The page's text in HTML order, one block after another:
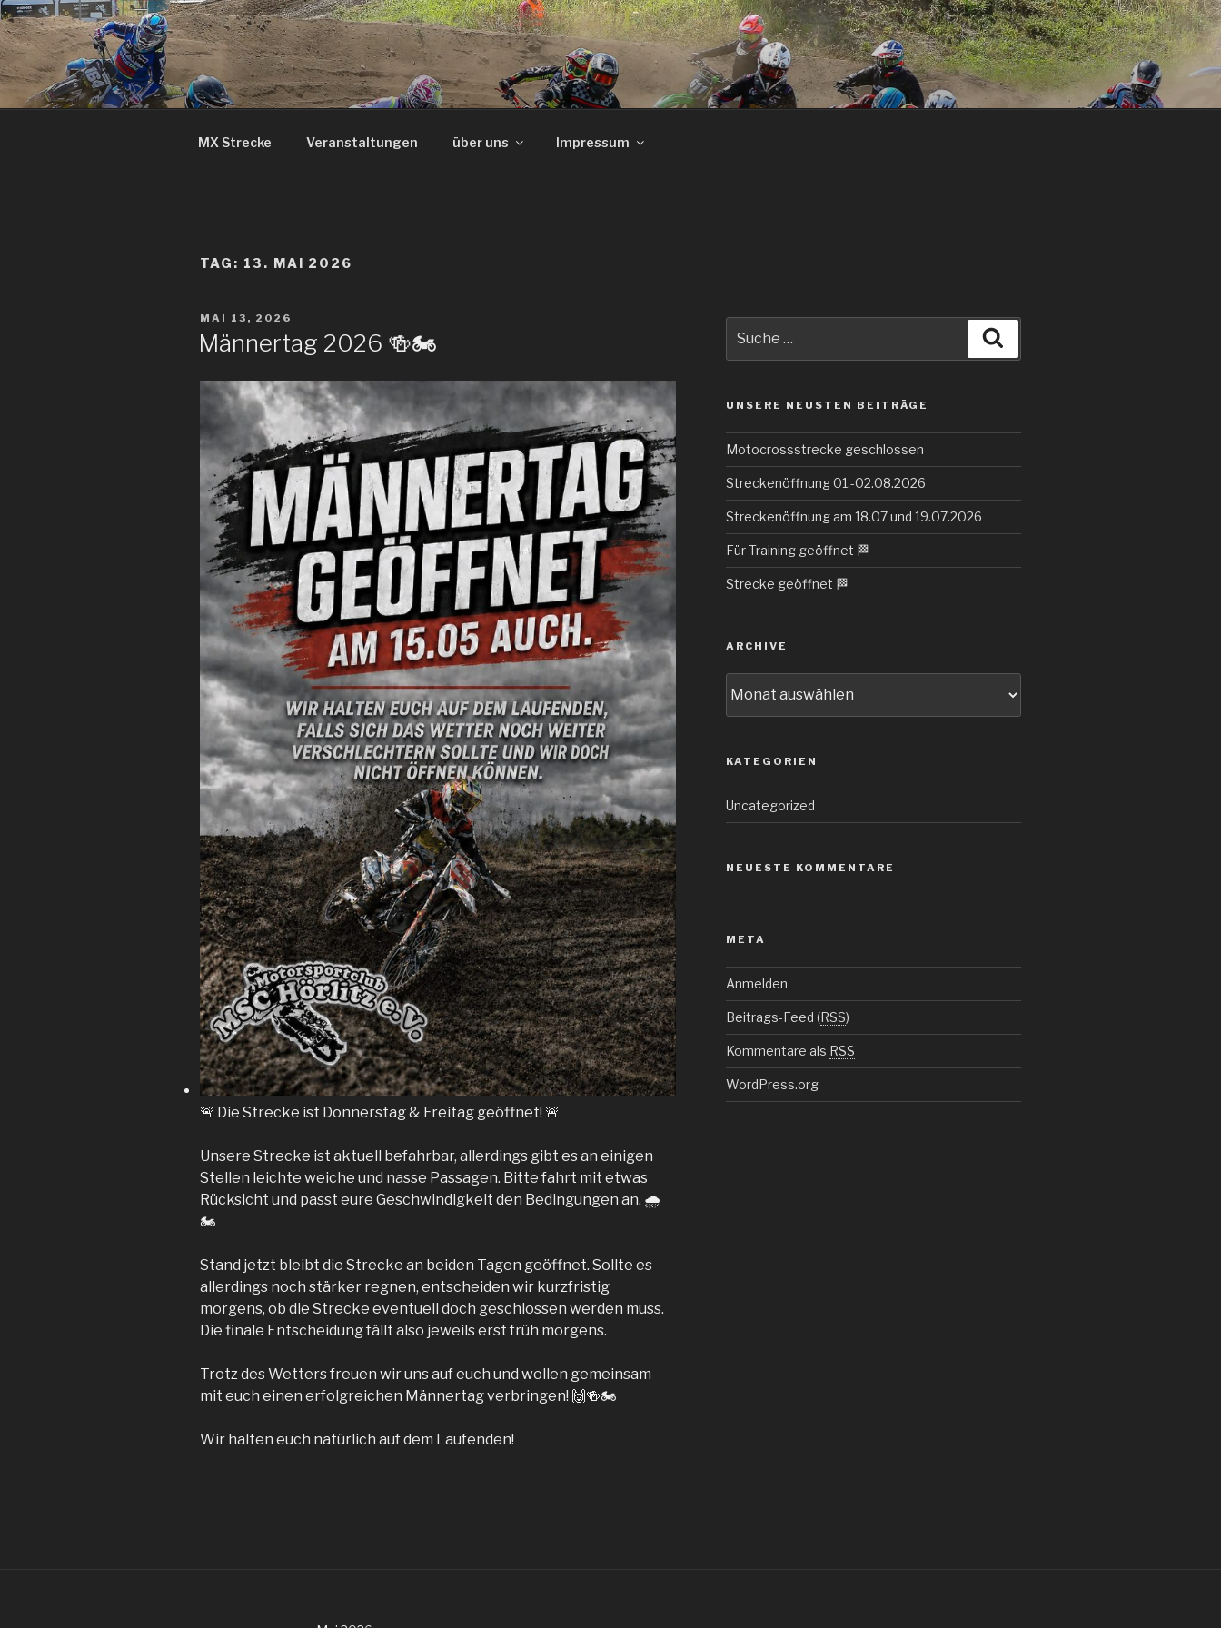
Zum
Inhalt
springen
MX Strecke Veranstaltungen über uns Impressum
TAG: 13. MAI 2026
VERÖFFENTLICHT
AM
MAI 13, 2026
Männertag 2026 🍻🏍️
🚨 Die Strecke ist Donnerstag & Freitag geöffnet! 🚨
Unsere Strecke ist aktuell befahrbar, allerdings gibt es an einigen
Stellen leichte weiche und nasse Passagen. Bitte fahrt mit etwas
Rücksicht und passt eure Geschwindigkeit den Bedingungen an. 🌧️
🏍️
Stand jetzt bleibt die Strecke an beiden Tagen geöffnet. Sollte es
allerdings noch stärker regnen, entscheiden wir kurzfristig
morgens, ob die Strecke eventuell doch geschlossen werden muss.
Die finale Entscheidung fällt also jeweils erst früh morgens.
Trotz des Wetters freuen wir uns auf euch und wollen gemeinsam
mit euch einen erfolgreichen Männertag verbringen! 🙌🍻🏍️
Wir halten euch natürlich auf dem Laufenden!
nach:
UNSERE NEUSTEN BEITRÄGE
Motocrossstrecke geschlossen
Streckenöffnung 01.-02.08.2026
Streckenöffnung am 18.07 und 19.07.2026
Für Training geöffnet 🏁
Strecke geöffnet 🏁
ARCHIVE
KATEGORIEN
Uncategorized
NEUESTE KOMMENTARE
META
Anmelden
Beitrags-Feed (RSS)
Kommentare als RSS
WordPress.org